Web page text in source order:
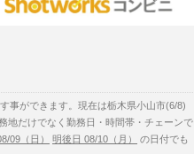
事ができます。現在は栃木県小山市(6/8)
地だけでなく勤務日・時間帯・チェーンで
09（日） 明後日 08/10（月）
の日付でも